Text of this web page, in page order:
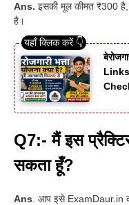
Ans. इसकी मूल कीमत ₹300
है।
Q7:- मैं इस
सकता हूँ?
Ans . आप इसे ExamDaur.in